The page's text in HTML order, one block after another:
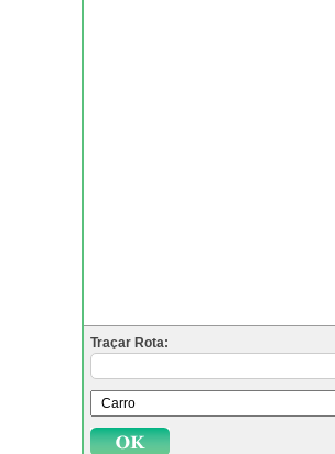
Traçar Rota: